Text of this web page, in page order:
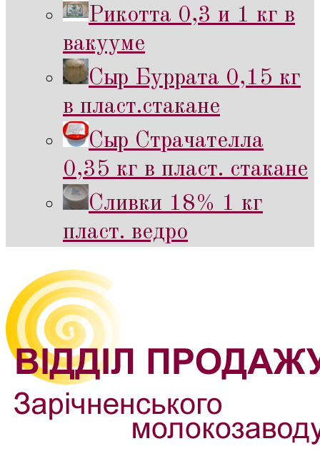
Рикотта 0,3 и 1 кг в
вакууме
Сыр Буррата 0,15 кг
в пласт.стакане
Сыр Страчателла
0,35 кг в пласт. стакане
Сливки 18% 1 кг
пласт. ведро